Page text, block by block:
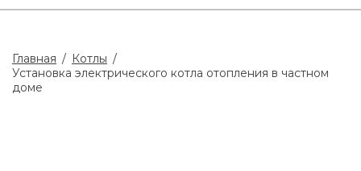
Главная / Котлы /
Установка электрического котла отопления в частном
доме